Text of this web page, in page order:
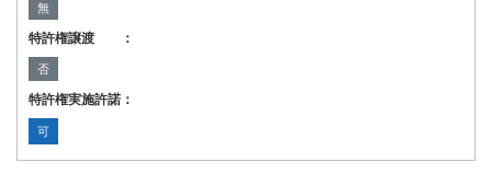
無
特許権譲渡 ：
否
特許権実施許諾：
可